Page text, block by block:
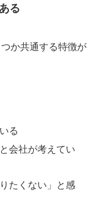
る
か共通する特徴が
る
会社が考えてい
たくない」と感